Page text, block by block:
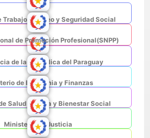
Empleo y Seguridad Social
de Promoción Profesional(SNPP)
de la República del Paraguay
de Economia y Finanzas
Salud Pública y Bienestar Social
Ministerio de Justicia